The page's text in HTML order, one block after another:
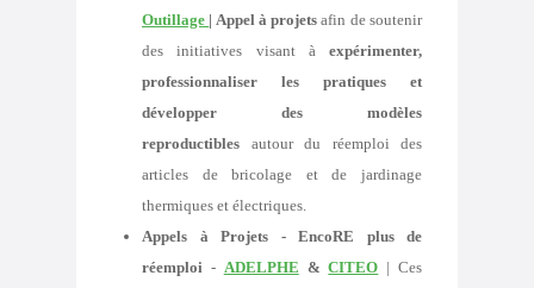
Outillage | Appel à projetsafin de soutenir
des initiatives visant à expérimenter,
professionnaliser les pratiques et
développer des modèles
reproductibles autour du réemploi des
articles de bricolage et de jardinage
thermiques et électriques.
Appels à Projets - EncoRE plus de
réemploi - ADELPHE &CITEO | Ces